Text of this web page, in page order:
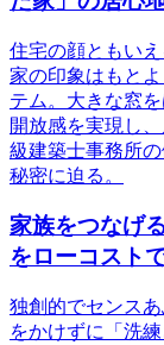
住宅の顔ともい
家の印象はもと
テム。大きな窓
開放感を実現し
級建築士事務所
秘密に迫る。
家族をつなげ
をローコスト
独創的でセンス
をかけずに「洗